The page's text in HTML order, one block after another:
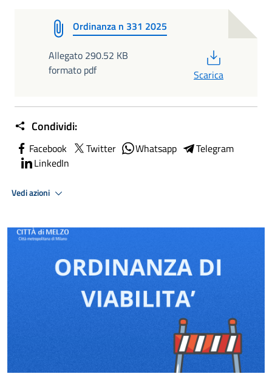
Ordinanza n 331 2025
Allegato 290.52 KB
formato pdf
Scarica
Condividi:
Facebook Twitter Whatsapp
Telegram
LinkedIn
Vedi azioni